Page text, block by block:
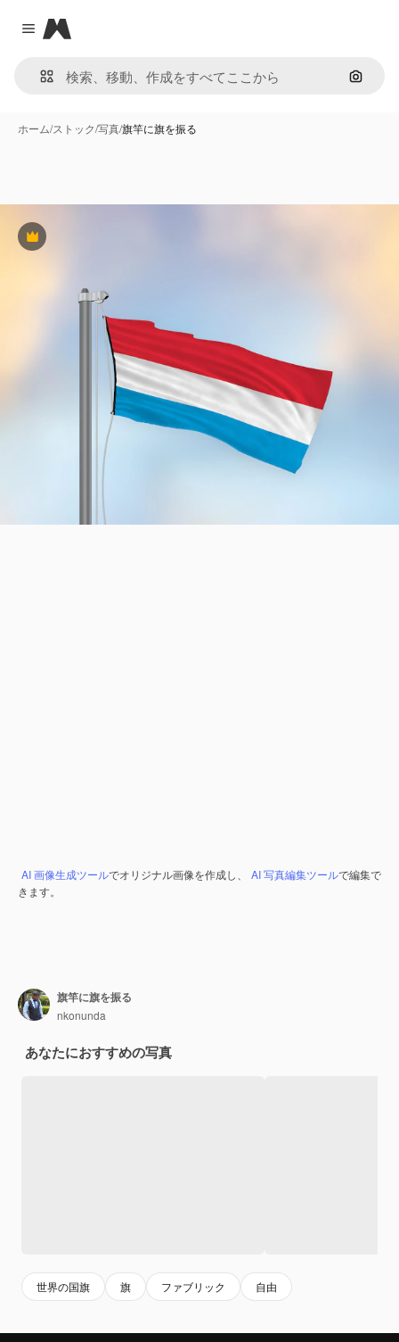
Close menu
Magnific
画像で
ホーム/ストック/写真/旗竿に旗を振る
Premium
AI 画像生成ツールでオリジナル画像を作成し、 AI 写真編集ツールで編集で
きます。
旗竿に旗を振る
nkonunda
あなたにおすすめの写真
世界の国旗 旗 ファブリック 自由